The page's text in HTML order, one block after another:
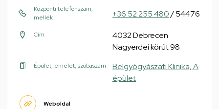
Központi telefonszám,
mellék
+36 52 255 480/ 54476
Cím
4032 Debrecen
Nagyerdei körút 98
Épület, emelet, szobaszám
Belgyógyászati Klinika, A
épület
Weboldal